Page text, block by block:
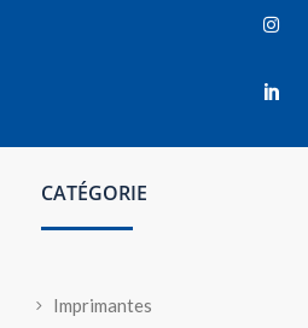


CATÉGORIE
Imprimantes